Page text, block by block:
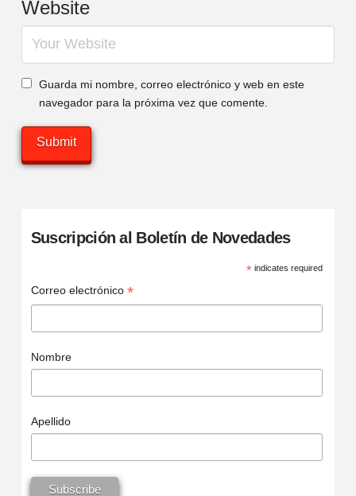
Website
Guarda mi nombre, correo electrónico y web en este
navegador para la próxima vez que comente.
Suscripción al Boletín de Novedades
*indicates required
Correo electrónico *
Nombre
Apellido